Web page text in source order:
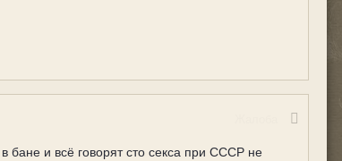
бане и всё говорят сто секса при СССР не